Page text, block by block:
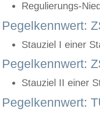
Regulierungs-
Pegelkennwert:
Stauziel I einer
Pegelkennwert:
Stauziel II einer
Pegelkennwert: